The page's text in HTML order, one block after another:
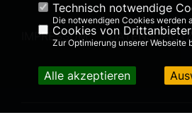
IMPRESSUM
Technisch notwendige
Die notwendigen Cookies werden
Cookies von
Zur Optimierung unserer
Alle akzeptieren